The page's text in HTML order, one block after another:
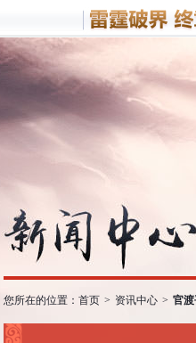
您所在的位置： 首页 > 资讯中心 > 官